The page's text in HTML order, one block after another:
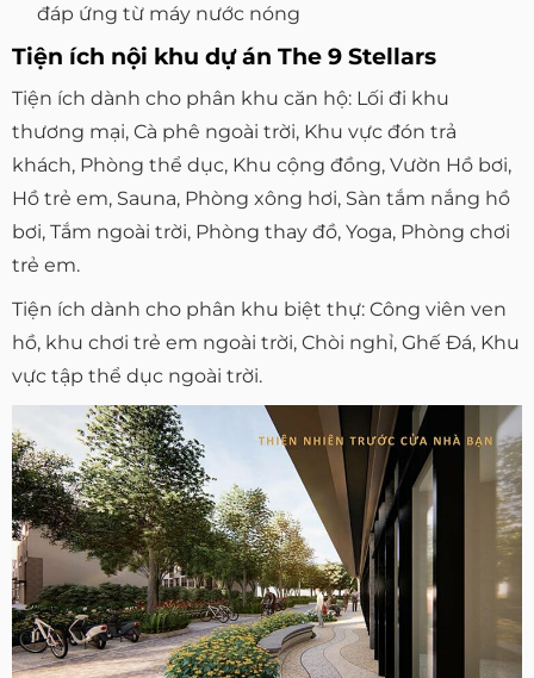
đáp ứng từ máy nước nóng
Tiện ích nội khu dự án The 9 Stellars
Tiện ích dành cho phân khu căn hộ: Lối đi khu
thương mại, Cà phê ngoài trời, Khu vực đón trả
khách, Phòng thể dục, Khu cộng đồng, Vườn Hồ bơi,
Hồ trẻ em, Sauna, Phòng xông hơi, Sàn tắm nắng hồ
bơi, Tắm ngoài trời, Phòng thay đồ, Yoga, Phòng chơi
trẻ em.
Tiện ích dành cho phân khu biệt thự: Công viên ven
hồ, khu chơi trẻ em ngoài trời, Chòi nghỉ, Ghế Đá, Khu
vực tập thể dục ngoài trời.